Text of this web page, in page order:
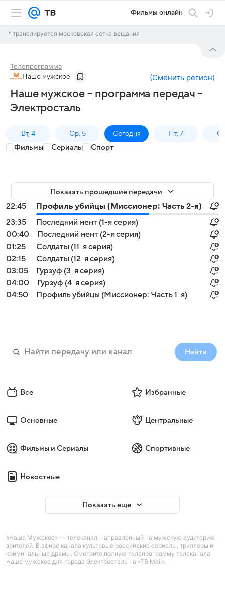
Фильмы онлайн
* транслируется московская сетка вещания
Телепрограмма
Наше мужское (Сменить регион)
Наше мужское – программа передач –
Электросталь
Вт, 4 Ср, 5 Сегодня Пт, 7
Фильмы Сериалы Спорт
Показать прошедшие передачи
22:45
Профиль убийцы (Миссионер: Часть 2-я)
23:35
Последний мент (1-я серия)
00:40
Последний мент (2-я серия)
01:25
Солдаты (11-я серия)
02:15
Солдаты (12-я серия)
03:05
Гурзуф (3-я серия)
04:00
Гурзуф (4-я серия)
04:50
Профиль убийцы (Миссионер: Часть 1-я)
Найти
Все Избранные
Основные Центральные
Фильмы и Сериалы Спортивные
Новостные
Показать еще
«Наше Мужское» — телеканал, направленный на мужскую аудиторию
зрителей. В эфире канала культовые российские сериалы, триллеры и
криминальные драмы. Смотрите полную телепрограмму телеканала
Наше мужское для города Электросталь на «ТВ Mail».